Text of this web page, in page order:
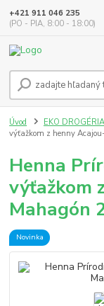
+421 911 046 235
(PO - PIA, 8:00 - 18:00)
Úvod EKO
výťažkom z henny
Henna
výťažkom
Mahagón
Novinka